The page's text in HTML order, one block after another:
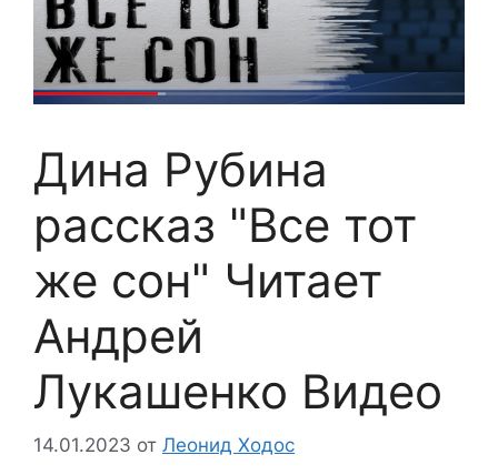
Дина Рубина
рассказ "Все тот
же сон" Читает
Андрей
Лукашенко Видео
14.01.2023 от Леонид Ходос